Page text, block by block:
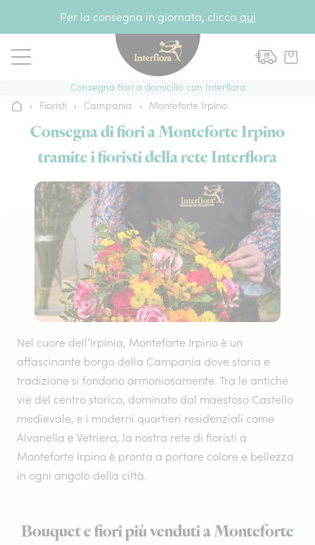
Per la consegna in giornata, clicca qui
Consegna fiori a domicilio con Interflora
Home› Fioristi › Campania › Monteforte Irpino
Consegna di fiori a Monteforte Irpino
tramite i fioristi della rete Interflora
Nel cuore dell’Irpinia, Monteforte Irpino è un
affascinante borgo della Campania dove storia e
tradizione si fondono armoniosamente. Tra le antiche
vie del centro storico, dominato dal maestoso Castello
medievale, e i moderni quartieri residenziali come
Alvanella e Vetriera, la nostra rete di fioristi a
Monteforte Irpino è pronta a portare colore e bellezza
in ogni angolo della città.
Bouquet e fiori più venduti a Monteforte